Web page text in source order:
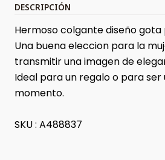
DESCRIPCIÓN
Hermoso colgante diseño gota
Una buena eleccion para la
transmitir una imagen de
Ideal para un regalo o para ser
momento.
SKU : A488837